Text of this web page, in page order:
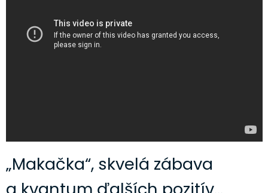
„Makačka“, skvelá zábava